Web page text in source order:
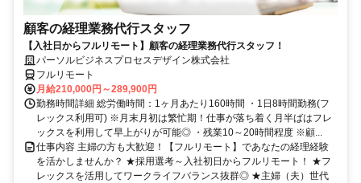
顧客の経理業務代行スタッフ
【入社日からフルリモート】顧客の経理業務代行スタッフ！
パーソルビジネスプロセスデザイン株式会社
フルリモート
月給210,000円～289,900円
勤務時間詳細 総労働時間：1ヶ月あたり160時間 ・1日8時間勤務(フ
レックス利用可) ※月末月初は繁忙期！仕事が落ち着く月半ばはフレ
ックスを利用して早上がりが可能◎ ・残業10～20時間程度 ※顧...
仕事内容 主婦の方も大歓迎！【フルリモート】であなたの経理経験
を活かしませんか？ ★採用選考～入社初日からフルリモート！ ★フ
レックスを活用してワークライフバランス抜群◎ ★主婦（夫）世代